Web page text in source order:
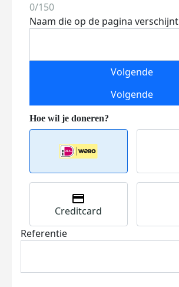
0/150
Naam die op de pagina verschijnt
Volgende
Volgende
Creditcard
Referentie